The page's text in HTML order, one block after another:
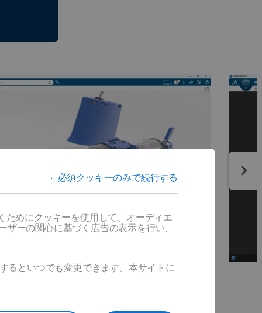
必須クッキーのみで続行する
ためにクッキーを使用して、オーディエ
ーの関心に基づく広告の表示を行い、
るといつでも変更できます。本サイトに